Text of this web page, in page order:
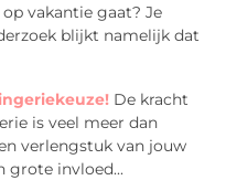
vakantie gaat? Je
blijkt namelijk dat
De kracht
is veel meer dan
verlengstuk van jouw
grote invloed...